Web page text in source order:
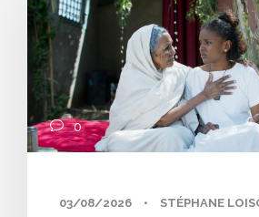
0
03/08/2026 • STÉPHANE